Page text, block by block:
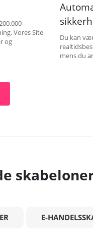
Vores Site
og
Du kan
mens du
E-